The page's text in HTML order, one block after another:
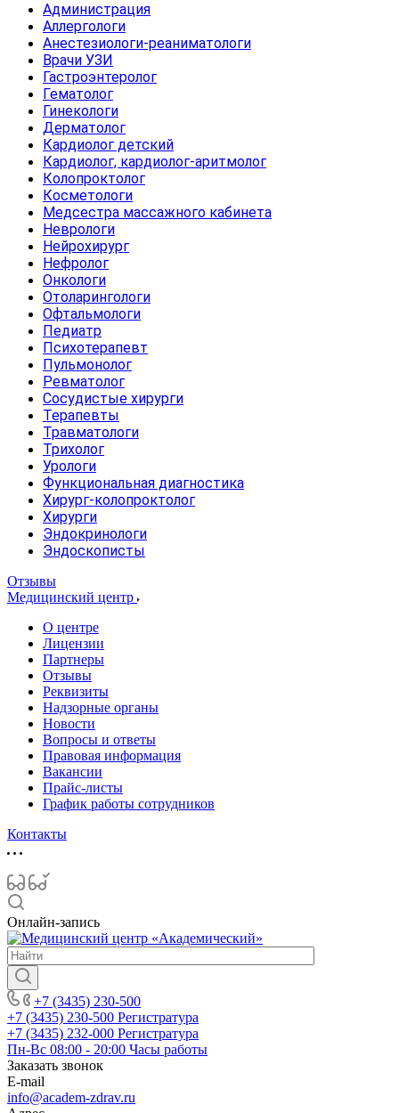
Администрация
Аллергологи
Анестезиологи-реаниматологи
Врачи УЗИ
Гастроэнтеролог
Гематолог
Гинекологи
Дерматолог
Кардиолог детский
Кардиолог, кардиолог-аритмолог
Колопроктолог
Косметологи
Медсестра массажного кабинета
Неврологи
Нейрохирург
Нефролог
Онкологи
Отоларингологи
Офтальмологи
Педиатр
Психотерапевт
Пульмонолог
Ревматолог
Сосудистые хирурги
Терапевты
Травматологи
Трихолог
Урологи
Функциональная диагностика
Хирург-колопроктолог
Хирурги
Эндокринологи
Эндоскописты
Отзывы
Медицинский центр
О центре
Лицензии
Партнеры
Отзывы
Реквизиты
Надзорные органы
Новости
Вопросы и ответы
Правовая информация
Вакансии
Прайс-листы
График работы сотрудников
Контакты
Онлайн-запись
+7 (3435) 230-500
+7 (3435) 230-500 Регистратура
+7 (3435) 232-000 Регистратура
Пн-Вс 08:00 - 20:00 Часы работы
Заказать звонок
E-mail
info@academ-zdrav.ru